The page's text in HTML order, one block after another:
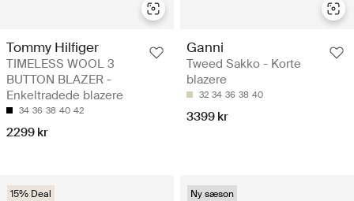
Tommy Hilfiger
TIMELESS WOOL 3
BUTTON BLAZER -
Enkeltradede blazere
34 36 38 40 42
2299 kr
Ganni
Tweed Sakko - Korte
blazere
32 34 36 38 40
3399 kr
15% Deal Ny sæson